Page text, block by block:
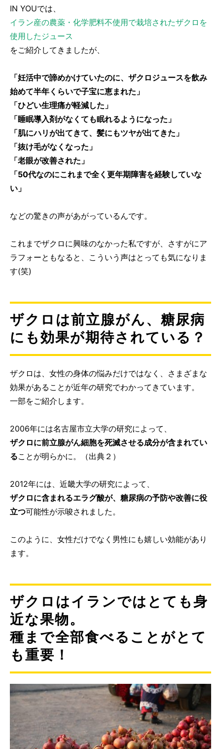
IN YOUでは、
イラン産の農薬・化学肥料不使用で栽培されたザクロを
使用したジュース
をご紹介してきましたが、
「妊活中で諦めかけていたのに、ザクロジュースを飲み
始めて半年くらいで子宝に恵まれた」
「ひどい生理痛が軽減した」
「睡眠導入剤がなくても眠れるようになった」
「肌にハリが出てきて、髪にもツヤが出てきた」
「抜け毛がなくなった」
「老眼が改善された」
「50代なのにこれまで全く更年期障害を経験していな
い」
などの驚きの声があがっているんです。
これまでザクロに興味のなかった私ですが、さすがにア
ラフォーともなると、こういう声はとっても気になりま
す(笑)
ザクロは前立腺がん、糖尿病
にも効果が期待されている？
ザクロは、女性の身体の悩みだけではなく、さまざまな
効果があることが近年の研究でわかってきています。
一部をご紹介します。
2006年には名古屋市立大学の研究によって、
ザクロに前立腺がん細胞を死滅させる成分が含まれてい
ることが明らかに。（出典２）
2012年には、近畿大学の研究によって、
ザクロに含まれるエラグ酸が、糖尿病の予防や改善に役
立つ可能性が示唆されました。
このように、女性だけでなく男性にも嬉しい効能があり
ます。
ザクロはイランではとても身
近な果物。
種まで全部食べることがとて
も重要！